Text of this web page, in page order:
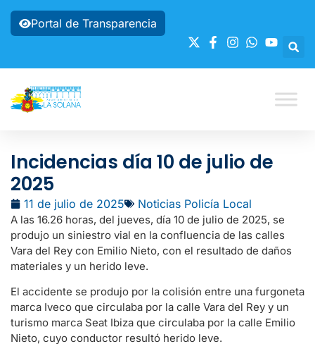
Portal de Transparencia
Incidencias día 10 de julio de
2025
11 de julio de 2025 Noticias Policía Local
A las 16.26 horas, del jueves, día 10 de julio de 2025, se
produjo un siniestro vial en la confluencia de las calles
Vara del Rey con Emilio Nieto, con el resultado de daños
materiales y un herido leve.
El accidente se produjo por la colisión entre una furgoneta
marca Iveco que circulaba por la calle Vara del Rey y un
turismo marca Seat Ibiza que circulaba por la calle Emilio
Nieto, cuyo conductor resultó herido leve.